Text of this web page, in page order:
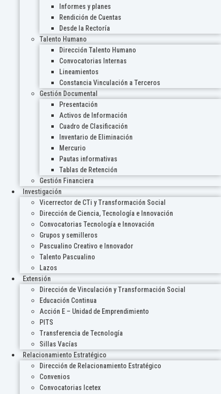
Informes y planes
Rendición de Cuentas
Desde la Rectoría
Talento Humano
Dirección Talento Humano
Convocatorias Internas
Lineamientos
Constancia Vinculación a Terceros
Gestión Documental
Presentación
Activos de Información
Cuadro de Clasificación
Inventario de Eliminación
Mercurio
Pautas informativas
Tablas de Retención
Gestión Financiera
Investigación
Vicerrector de CTi y Transformación Social
Dirección de Ciencia, Tecnología e Innovación
Convocatorias Tecnología e Innovación
Grupos y semilleros
Pascualino Creativo e Innovador
Talento Pascualino
Lazos
Extensión
Dirección de Vinculación y Transformación Social
Educación Continua
Acción E – Unidad de Emprendimiento
PITS
Transferencia de Tecnología
Sillas Vacías
Relacionamiento Estratégico
Dirección de Relacionamiento Estratégico
Convenios
Convocatorias Icetex